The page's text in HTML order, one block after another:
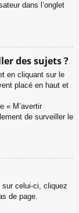
dans l’onglet
des sujets ?
en cliquant sur le
placé en haut et
« M’avertir
de surveiller le
sur celui-ci, cliquez
de page.